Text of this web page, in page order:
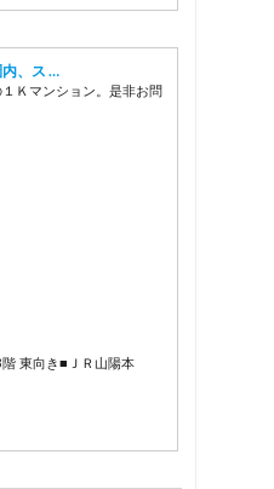
内、ス …
Ｋマンション。是非お問
東向き■ＪＲ山陽本